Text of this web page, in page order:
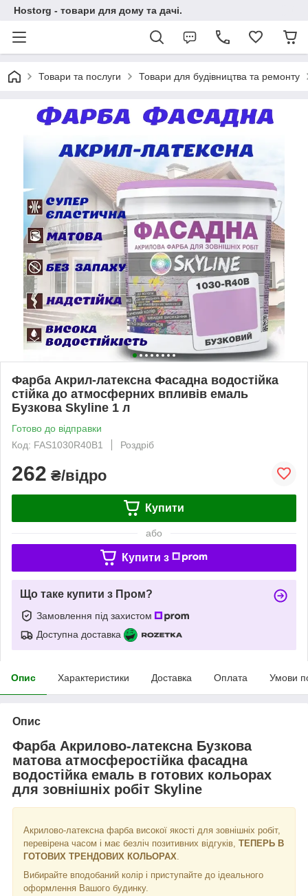
Hostorg - товари для дому та дачі.
Товари та послуги Товари для будівництва та ремонту
Фарба Акрил-латексна Фасадна водостійка
стійка до атмосферних впливів емаль
Бузкова Skyline 1 л
Готово до відправки
Код: FAS1030R40B1
Роздріб
262 ₴/відро
Купити
або
Купити з
Що таке купити з Пром?
Замовлення під захистом
Доступна доставка
Опис Характеристики Доставка Оплата Умови
Опис
Фарба Акрилово-латексна Бузкова
матова атмосферостійка фасадна
водостійка емаль в готових кольорах
для зовнішніх робіт Skyline
Акрилово-латексна фарба високої якості для зовнішніх робіт,
перевірена часом і має безліч позитивних відгуків, ТЕПЕРЬ В
ГОТОВИХ ТРЕНДОВИХ КОЛЬОРАХ.
Вибирайте вподобаний колір і приступайте до ідеального
оформлення Вашого будинку.